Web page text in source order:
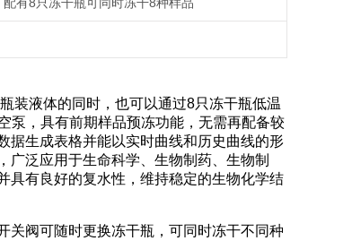
装液体的同时，也可以通过8只冻干瓶低温
泵，具有前期样品预冻功能，无需再配备较
据生成表格并能以实时曲线和历史曲线的形
泛应用于生命科学、生物制药、生物制
具有良好的复水性，维持稳定的生物化学结
关阀可随时更换冻干瓶，可同时冻干不同种